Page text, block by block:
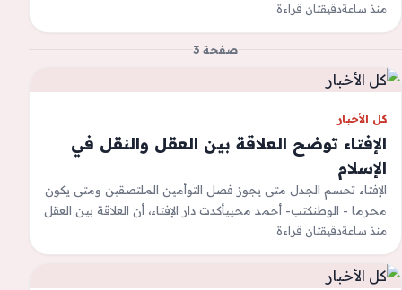
عند…
منذ ساعةدقيقتان قراءة
صفحة 3
كل الأخبار
الإفتاء توضح العلاقة بين العقل والنقل في
الإسلام
الإفتاء تحسم الجدل متى يجوز فصل التوأمين الملتصقين ومتى يكون
محرما - الوطنكتب- أحمد محييأكدت دار الإفتاء، أن العلاقة بين العقل
والنقل…
منذ ساعةدقيقتان قراءة